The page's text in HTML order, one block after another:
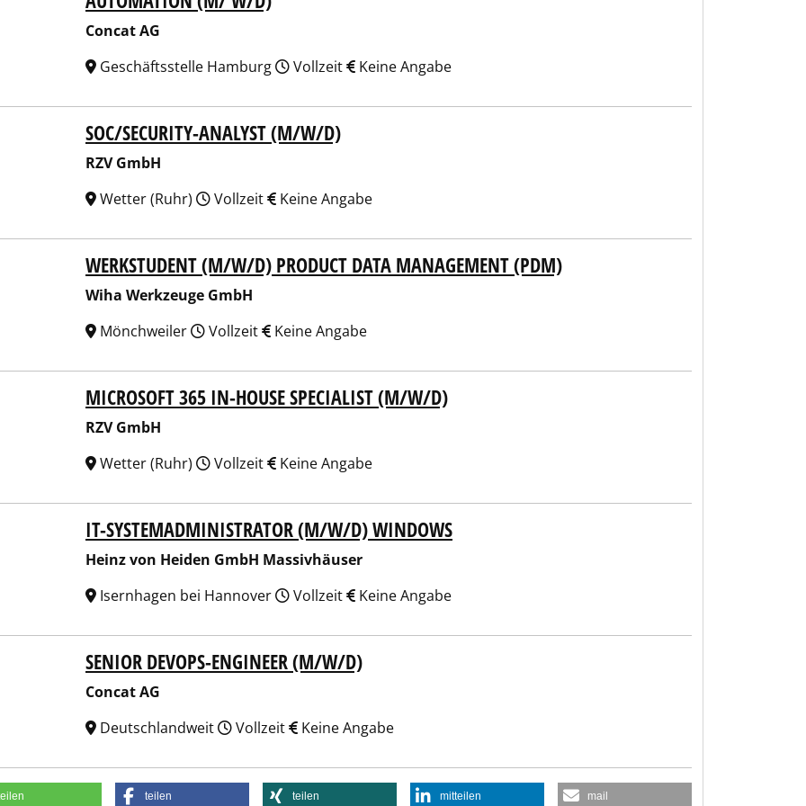
Concat AG
Geschäftsstelle Hamburg
Vollzeit Keine Angabe
SOC/SECURITY-ANALYST (M/W/D)
RZV GmbH
Wetter (Ruhr)
Vollzeit Keine Angabe
Werkzeuge GmbHWERKSTUDENT (M/W/D) PRODUCT DATA MANAGEMENT (PDM)
Wiha Werkzeuge GmbH
Mönchweiler
Vollzeit Keine Angabe
MICROSOFT 365 IN-HOUSE SPECIALIST (M/W/D)
RZV GmbH
Wetter (Ruhr)
Vollzeit Keine Angabe
von Heiden GmbH Massivhäuser
IT-SYSTEMADMINISTRATOR (M/W/D) WINDOWS
Heinz von Heiden GmbH Massivhäuser
Isernhagen bei Hannover
Vollzeit Keine Angabe
SENIOR DEVOPS-ENGINEER (M/W/D)
Concat AG
Deutschlandweit
Vollzeit Keine Angabe
teilen teilen mitteilen mail